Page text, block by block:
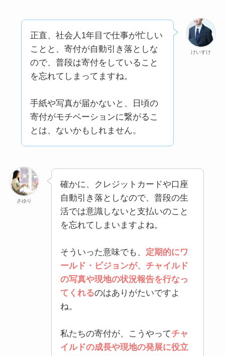
けいすけ
正直、社会人1年目で仕事が忙しい
ことと、寄付が自動引き落としな
ので、普段は寄付をしていること
を忘れてしまってますね。
手紙や写真が届かないと、日頃の
寄付がモチベーションに繋がるこ
とは、ないかもしれません。
さゆり
確かに、クレジットカードや口座
自動引き落としなので、普段の生
活では意識しないと支払いのこと
を忘れてしまいますよね。
そういった意味でも、 定期的にワ
ールド・ビジョンが、チャイルド
の写真や現地の状況報告を行なっ
てくれるのはありがたいですよ
ね。
私たちの寄付が、こうやってチャ
イルドの成長や現地の発展に役立